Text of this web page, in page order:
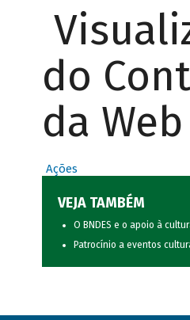
do
da Web
Ações
VEJA TAMBÉM
O BNDES e o apoio à
Patrocínio a eventos